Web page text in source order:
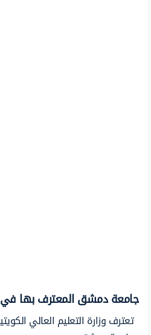
جامعة دمشق المعترف بها
تعترف وزارة التعليم العالي